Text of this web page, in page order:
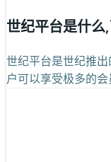
世纪平台是什么
世纪平台是世纪推
户可以享受极多的